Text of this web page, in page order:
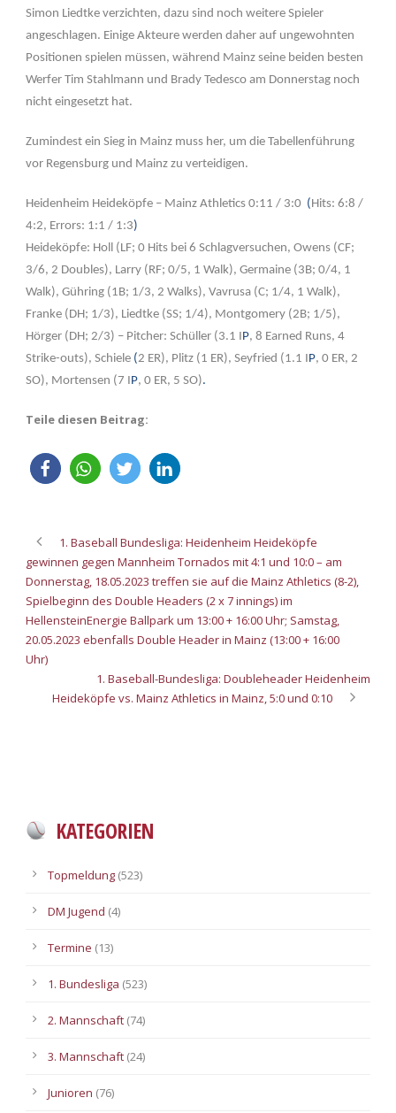
Simon Liedtke verzichten, dazu sind noch weitere Spieler
angeschlagen. Einige Akteure werden daher auf ungewohnten
Positionen spielen müssen, während Mainz seine beiden besten
Werfer Tim Stahlmann und Brady Tedesco am Donnerstag noch
nicht eingesetzt hat.
Zumindest ein Sieg in Mainz muss her, um die Tabellenführung
vor Regensburg und Mainz zu verteidigen.
Heidenheim Heideköpfe – Mainz Athletics 0:11 / 3:0 (Hits: 6:8 /
4:2, Errors: 1:1 / 1:3)
Heideköpfe: Holl (LF; 0 Hits bei 6 Schlagversuchen, Owens (CF;
3/6, 2 Doubles), Larry (RF; 0/5, 1 Walk), Germaine (3B; 0/4, 1
Walk), Gühring (1B; 1/3, 2 Walks), Vavrusa (C; 1/4, 1 Walk),
Franke (DH; 1/3), Liedtke (SS; 1/4), Montgomery (2B; 1/5),
Hörger (DH; 2/3) – Pitcher: Schüller (3.1 IP, 8 Earned Runs, 4
Strike-outs), Schiele (2 ER), Plitz (1 ER), Seyfried (1.1 IP, 0 ER, 2
SO), Mortensen (7 IP, 0 ER, 5 SO).
Teile diesen Beitrag:
1. Baseball Bundesliga: Heidenheim Heideköpfe
gewinnen gegen Mannheim Tornados mit 4:1 und 10:0 – am
Donnerstag, 18.05.2023 treffen sie auf die Mainz Athletics (8-2),
Spielbeginn des Double Headers (2 x 7 innings) im
HellensteinEnergie Ballpark um 13:00 + 16:00 Uhr; Samstag,
20.05.2023 ebenfalls Double Header in Mainz (13:00 + 16:00
Uhr)
1. Baseball-Bundesliga: Doubleheader Heidenheim
Heideköpfe vs. Mainz Athletics in Mainz, 5:0 und 0:10
KATEGORIEN
Topmeldung (523)
DM Jugend (4)
Termine (13)
1. Bundesliga (523)
2. Mannschaft (74)
3. Mannschaft (24)
Junioren (76)